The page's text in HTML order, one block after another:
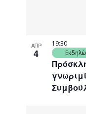
ΑΠΡ
4
19:30